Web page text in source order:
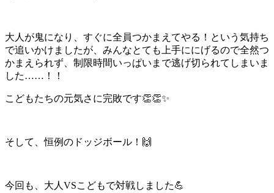
大人が鬼になり、すぐに全員つかまえてやる！という気持ち
で追いかけましたが、みんなとても上手ににげるので全然つ
かまえられず、制限時間いっぱいまで逃げ切られてしまいま
した……！！
こどもたちの元気さに完敗です👏👏✨
そして、恒例のドッジボール！🙌
今回も、大人VSこどもで対戦しました💪